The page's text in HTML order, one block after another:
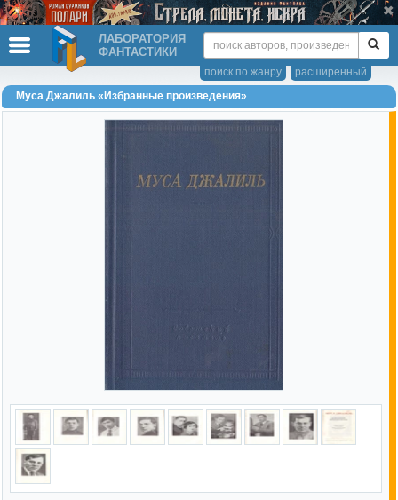
ЛАБОРАТОРИЯ
ФАНТАСТИКИ
расширенный
поиск по жанру
Муса Джалиль «Избранные произведения»